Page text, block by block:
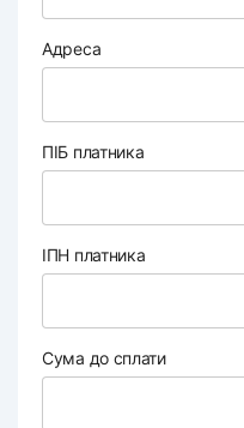
Адреса
ПІБ платника
ІПН платника
Сума до сплати